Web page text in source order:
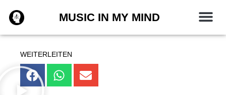
Inhalt
springen
MUSIC IN MY MIND
WEITERLEITEN